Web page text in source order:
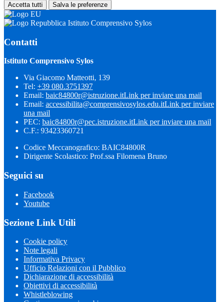
Accetta tutti Salva le preferenze
Istituto Comprensivo Sylos
Contatti
Istituto Comprensivo Sylos
Via Giacomo Matteotti, 139
Tel: +39 080.3751397
Email: baic84800r@istruzione.itLink per inviare una mail
Email: accessibilita@comprensivosylos.edu.itLink per inviare
una mail
PEC: baic84800r@pec.istruzione.itLink per inviare una mail
C.F.: 93423360721
Codice Meccanografico: BAIC84800R
Dirigente Scolastico: Prof.ssa Filomena Bruno
Seguici su
Facebook
Youtube
Sezione Link Utili
Cookie policy
Note legali
Informativa Privacy
Ufficio Relazioni con il Pubblico
Dichiarazione di accessibilità
Obiettivi di accessibilità
Whistleblowing